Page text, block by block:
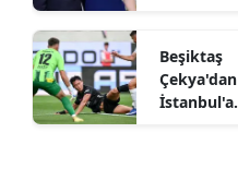
GELMİŞ
Beşiktaş
Çekya'dan
İstanbul'a